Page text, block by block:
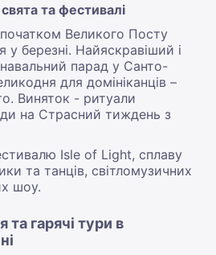
та фестивалі
Великого Посту
у березні. Найяскравіший і
парад у Санто-
для домініканців –
Виняток - ритуали
на Страсний тиждень з
Isle of Light, сплаву
та танців, світломузичних
шоу.
гарячі тури в